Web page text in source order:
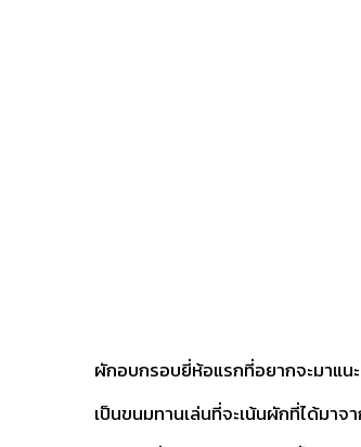
ผักอบกรอบยี่ห้อแรกที่อยากจะมาแน
เป็นขนมทานเล่นที่จะเน้นผักที่ได้ม